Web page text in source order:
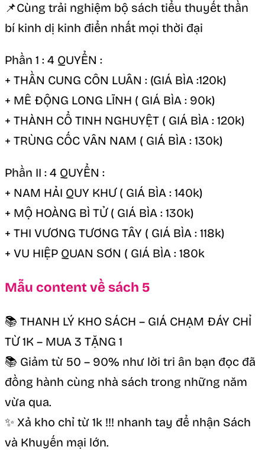
📌Cùng trải nghiệm bộ sách tiểu thuyết thần
bí kinh dị kinh điển nhất mọi thời đại
Phần 1 : 4 QUYỂN :
+ THẦN CUNG CÔN LUÂN : (GIÁ BÌA :120k)
+ MÊ ĐỘNG LONG LĨNH ( GIÁ BÌA : 90k)
+ THÀNH CỔ TINH NGHUYỆT ( GIÁ BÌA : 120k)
+ TRÙNG CỐC VÂN NAM ( GIÁ BÌA : 130k)
Phần II : 4 QUYỂN :
+ NAM HẢI QUY KHƯ ( GIÁ BÌA : 140k)
+ MỘ HOÀNG BÌ TỬ ( GIÁ BÌA : 130k)
+ THI VƯƠNG TƯƠNG TÂY ( GIÁ BÌA : 118k)
+ VU HIỆP QUAN SƠN ( GIÁ BÌA : 180k
Mẫu content về sách 5
📚 THANH LÝ KHO SÁCH – GIÁ CHẠM ĐÁY CHỈ
TỪ 1K – MUA 3 TẶNG 1
📚 Giảm từ 50 – 90% như lời tri ân bạn đọc đã
đồng hành cùng nhà sách trong những năm
vừa qua.
✨ Xả kho chỉ từ 1k !!! nhanh tay để nhận Sách
và Khuyến mại lớn.